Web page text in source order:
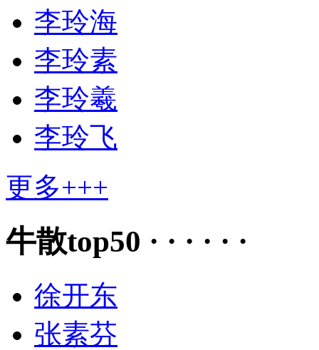
李玲海
李玲素
李玲羲
李玲飞
更多+++
牛散top50 · · · · · ·
徐开东
张素芬